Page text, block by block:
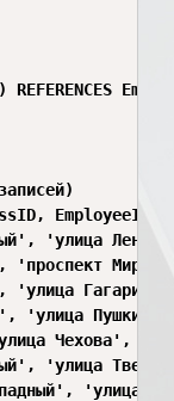
REFERENCES
'улица
'проспект
'улица
'улица
Чехова',
'улица